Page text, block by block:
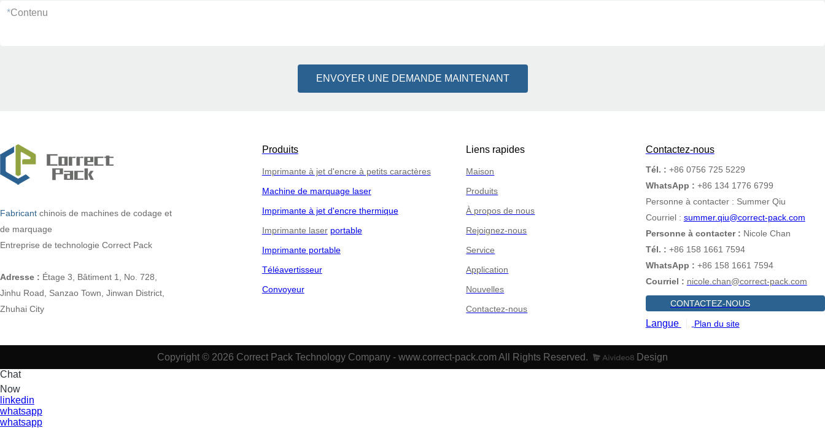
*Contenu
ENVOYER UNE DEMANDE MAINTENANT
Fabricant chinois de machines de codage et
de marquage
Entreprise de technologie Correct Pack
Adresse : Étage 3, Bâtiment 1, No. 728,
Jinhu Road, Sanzao Town, Jinwan District,
Zhuhai City
Produits
Imprimante à jet d'encre à petits caractères
Machine de marquage laser
Imprimante à jet d'encre thermique
Imprimante laser portable
Imprimante portable
Téléavertisseur
Convoyeur
Liens rapides
Maison
Produits
À propos de nous
Rejoignez-nous
Service
Application
Nouvelles
Contactez-nous
Contactez-nous
Tél. : +86 0756 725 5229
WhatsApp : +86 134 1776 6799
Personne à contacter : Summer Qiu
Courriel : summer.qiu@correct-pack.com
Personne à contacter : Nicole Chan
Tél. : +86 158 1661 7594
WhatsApp : +86 158 1661 7594
Courriel : nicole.chan@correct-pack.com
CONTACTEZ-NOUS
Langue Plan du site
Copyright © 2026 Correct Pack Technology Company - www.correct-pack.com All Rights Reserved.
Design
Chat
Now
linkedin
whatsapp
whatsapp